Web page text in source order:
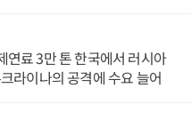
연료 3만 톤 한국에서 러시아
라이나의 공격에 수요 늘어